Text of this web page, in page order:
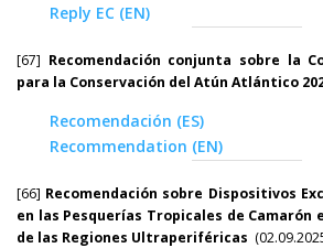
Reply EC (EN)
[67] Recomendación conjunta sobre la
para la Conservación del Atún Atlántico
Recomendación (ES)
Recommendation (EN)
[66] Recomendación sobre Dispositivos
en las Pesquerías Tropicales de Camarón
de las Regiones Ultraperiféricas